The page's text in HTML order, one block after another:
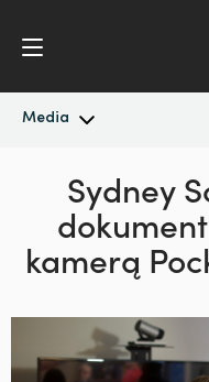
Media
Najnowsze wiadomości
Archiwum wiadomości
Argentina
Australia
Austria
Brazil
Canada
Sydney
dokument
kamerą